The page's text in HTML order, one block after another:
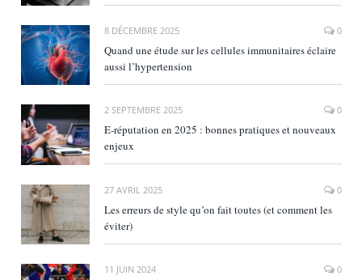
8 DÉCEMBRE 2025 0
Quand une étude sur les cellules immunitaires éclaire
aussi l’hypertension
2 SEPTEMBRE 2025 0
E‑réputation en 2025 : bonnes pratiques et nouveaux
enjeux
27 AVRIL 2025 0
Les erreurs de style qu’on fait toutes (et comment les
éviter)
11 JUIN 2024 0